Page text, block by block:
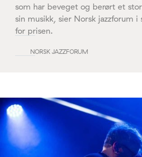
som har beveget og berørt et
sin musikk, sier Norsk jazzforum i
for prisen.
NORSK JAZZFORUM